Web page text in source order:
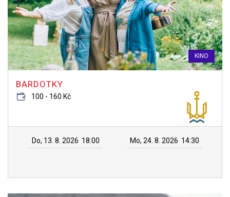
KINO
BARDOTKY
100 - 160 Kč
Do, 13. 8. 2026 18:00 Mo, 24. 8. 2026 14:30